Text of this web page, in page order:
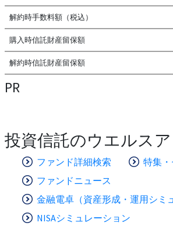
解約時手数料額（税込）
購入時信託財産留保額
解約時信託財産留保額
PR
投資信託のウエルス
ファンド詳細検索
特集
ファンドニュース
金融電卓（資産形成・運用シミ
NISAシミュレーション